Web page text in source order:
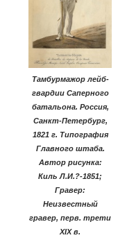
Тамбурмажор лейб-
гвардии Саперного
батальона. Россия,
Санкт-Петербург,
1821 г. Типография
Главного штаба.
Автор рисунка:
Киль Л.И.?-1851;
Гравер:
Неизвестный
гравер, перв. трети
XIX в.